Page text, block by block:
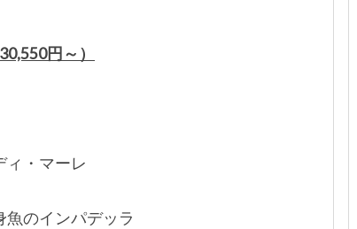
円～）
ィ・マーレ
魚のインパデッラ